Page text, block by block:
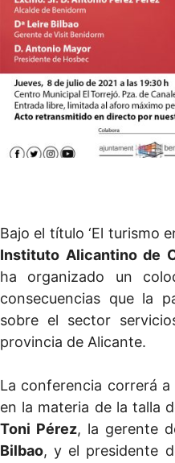
Bajo el título ‘El turismo
Instituto Alicantino de
ha organizado un
consecuencias que la
sobre el sector
provincia de Alicante.
La conferencia correrá
en la materia de la talla
Toni Pérez, la gerente
Bilbao, y el presidente